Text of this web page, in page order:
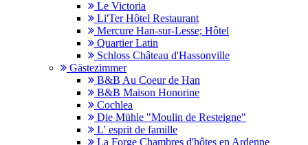
Le Victoria
Li'Ter Hôtel Restaurant
Mercure Han-sur-Lesse; Hôtel
Quartier Latin
Schloss Château d'Hassonville
Gästezimmer
B&B Au Coeur de Han
B&B Maison Honorine
Cochlea
Die Mühle "Moulin de Resteigne"
L' esprit de famille
La Forge Chambres d'hôtes en Ardenne